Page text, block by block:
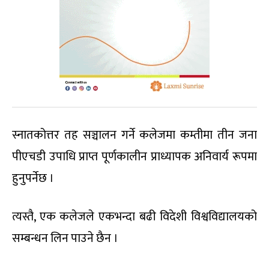
स्नातकोत्तर तह सञ्चालन गर्ने कलेजमा कम्तीमा तीन जना
पीएचडी उपाधि प्राप्त पूर्णकालीन प्राध्यापक अनिवार्य रूपमा
हुनुपर्नेछ ।
त्यस्तै, एक कलेजले एकभन्दा बढी विदेशी विश्वविद्यालयको
सम्बन्धन लिन पाउने छैन ।